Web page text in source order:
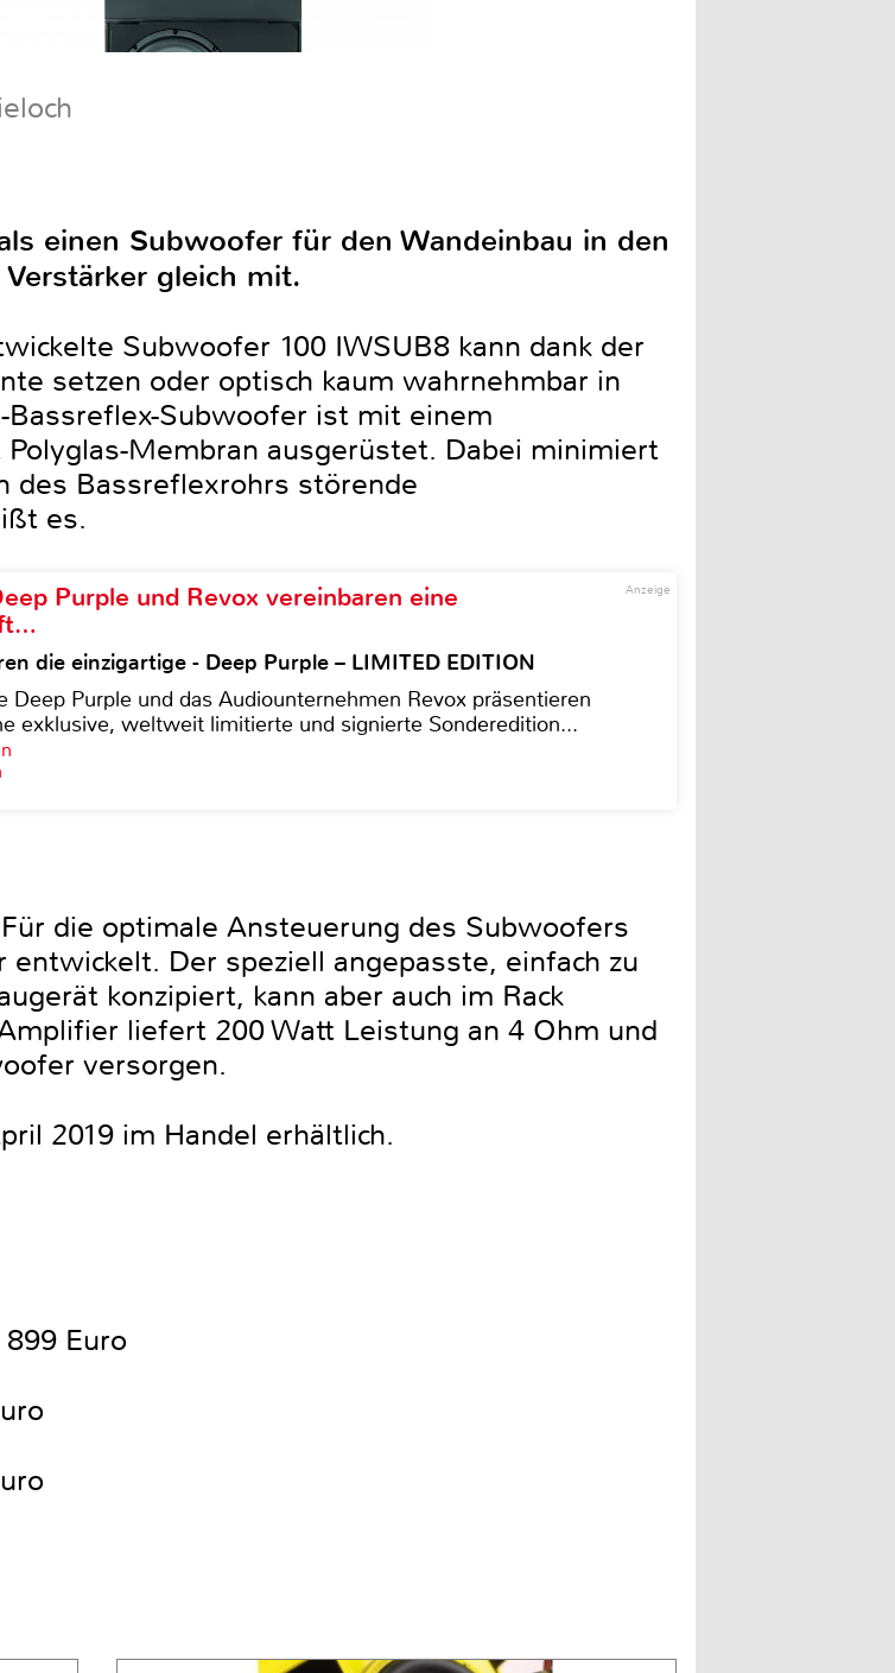
einen Subwoofer für den Wandeinbau in den
gleich mit.
Subwoofer 100 IWSUB8 kann dank der
setzen oder optisch kaum wahrnehmbar in
Subwoofer ist mit einem
Membran ausgerüstet. Dabei minimiert
des Bassreflexrohrs störende
es.
Anzeige
Purple und Revox vereinbaren eine
die einzigartige - Deep Purple – LIMITED EDITION
Deep Purple und das Audiounternehmen Revox präsentieren
exklusive, weltweit limitierte und signierte Sonderedition...
die optimale Ansteuerung des Subwoofers
Der speziell angepasste, einfach zu
konzipiert, kann aber auch im Rack
liefert 200 Watt Leistung an 4 Ohm und
versorgen.
2019 im Handel erhältlich.
Euro